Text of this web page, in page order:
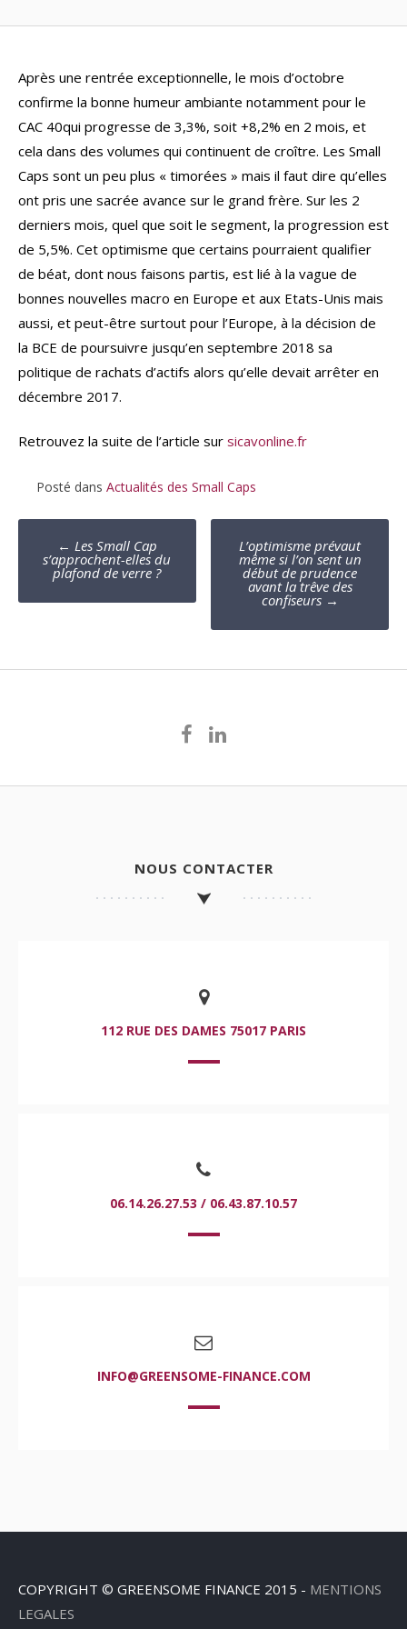
Après une rentrée exceptionnelle, le mois d’octobre
confirme la bonne humeur ambiante notamment pour le
CAC 40qui progresse de 3,3%, soit +8,2% en 2 mois, et
cela dans des volumes qui continuent de croître. Les Small
Caps sont un peu plus « timorées » mais il faut dire qu’elles
ont pris une sacrée avance sur le grand frère. Sur les 2
derniers mois, quel que soit le segment, la progression est
de 5,5%. Cet optimisme que certains pourraient qualifier
de béat, dont nous faisons partis, est lié à la vague de
bonnes nouvelles macro en Europe et aux Etats-Unis mais
aussi, et peut-être surtout pour l’Europe, à la décision de
la BCE de poursuivre jusqu’en septembre 2018 sa
politique de rachats d’actifs alors qu’elle devait arrêter en
décembre 2017.
Retrouvez la suite de l’article sur sicavonline.fr
Posté dans Actualités des Small Caps
Poste
navigation
← Les Small Cap
s’approchent-elles du
plafond de verre ?
L’optimisme prévaut
même si l’on sent un
début de prudence
avant la trêve des
confiseurs →
NOUS CONTACTER
112 RUE DES DAMES 75017 PARIS
06.14.26.27.53 / 06.43.87.10.57
INFO@GREENSOME-FINANCE.COM
COPYRIGHT © GREENSOME FINANCE 2015 - MENTIONS
LEGALES